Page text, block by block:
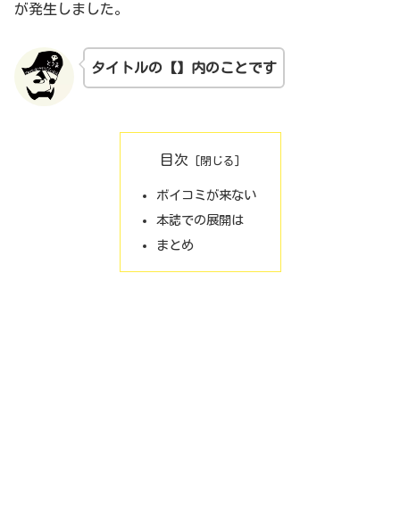
が発生しました。
タイトルの【】内のことです
目次
ボイコミが来ない
本誌での展開は
まとめ